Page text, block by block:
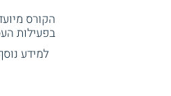
הקורס
בפעילות
למידע